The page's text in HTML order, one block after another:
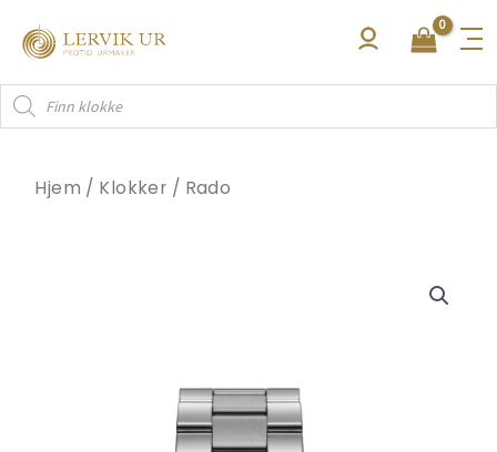
rett
innholdet
Products
search
Hjem / Klokker / Rado